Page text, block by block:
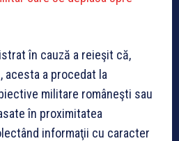
în cauză a reieşit că,
acesta a procedat la
militare româneşti sau
în proximitatea
informaţii cu caracter